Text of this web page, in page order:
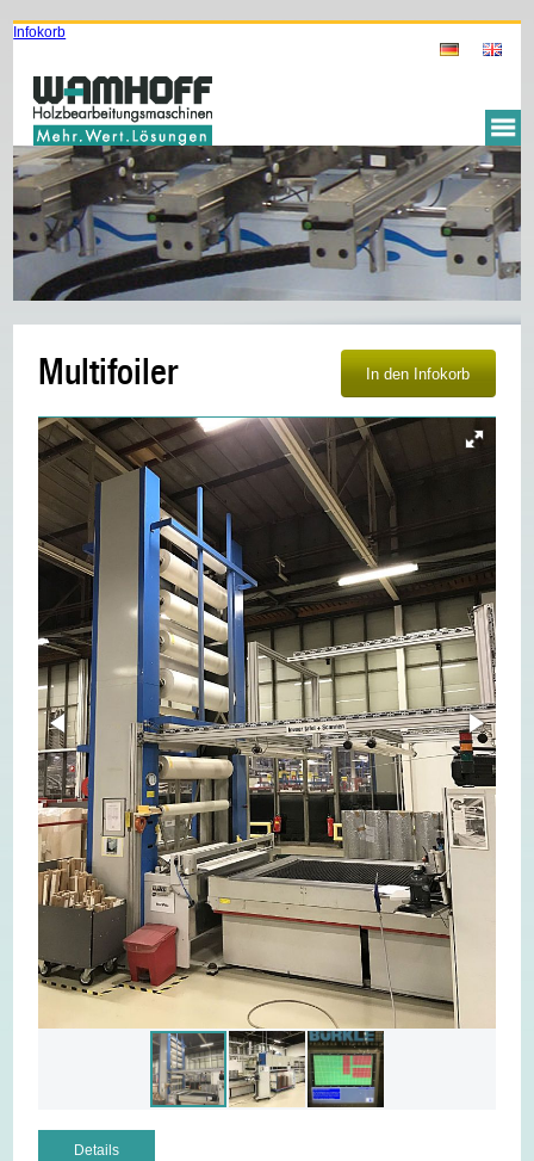
Infokorb
Multifoiler
Details